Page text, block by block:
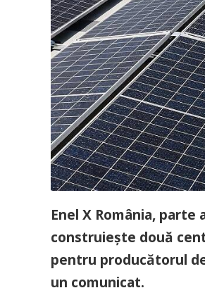
Enel X România,
construiește două
pentru producătorul
un comunicat.